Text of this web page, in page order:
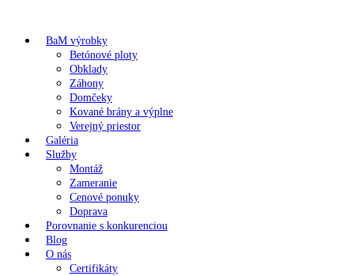
BaM výrobky
Betónové ploty
Obklady
Záhony
Domčeky
Kované brány a výplne
Verejný priestor
Galéria
Služby
Montáž
Zameranie
Cenové ponuky
Doprava
Porovnanie s konkurenciou
Blog
O nás
Certifikáty